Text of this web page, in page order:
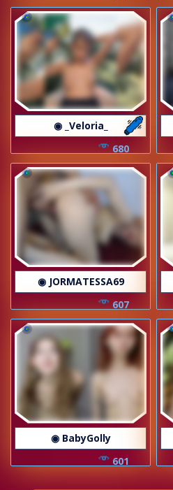
◉ _Veloria_
680
◉ JORMATESSA69
607
◉ BabyGolly
601